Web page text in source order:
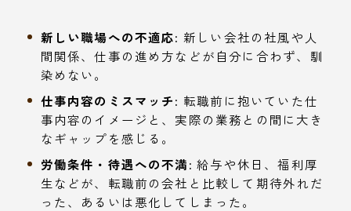
新しい職場への不適応: 新しい会社の社風や人
間関係、仕事の進め方などが自分に合わず、馴
染めない。
仕事内容のミスマッチ: 転職前に抱いていた仕
事内容のイメージと、実際の業務との間に大き
なギャップを感じる。
労働条件・待遇への不満: 給与や休日、福利厚
生などが、転職前の会社と比較して期待外れだ
った、あるいは悪化してしまった。